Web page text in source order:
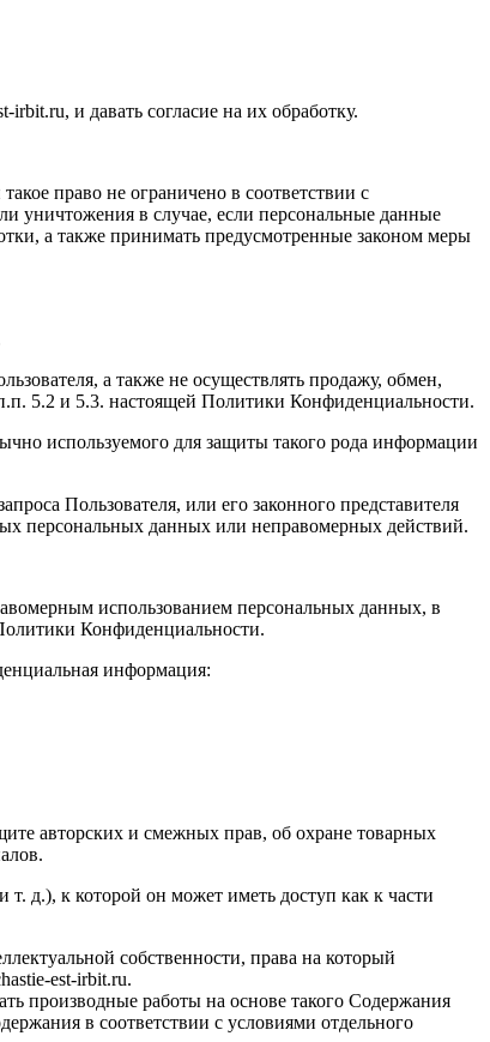
-irbit.ru, и давать согласие на их обработку.
право не ограничено в соответствии с
уничтожения в случае, если персональные данные
а также принимать предусмотренные законом меры
а также не осуществлять продажу, обмен,
5.2 и 5.3. настоящей Политики Конфиденциальности.
используемого для защиты такого рода информации
Пользователя, или его законного представителя
персональных данных или неправомерных действий.
использованием персональных данных, в
Конфиденциальности.
информация:
авторских и смежных прав, об охране товарных
д.), к которой он может иметь доступ как к части
собственности, права на который
-est-irbit.ru.
производные работы на основе такого Содержания
в соответствии с условиями отдельного